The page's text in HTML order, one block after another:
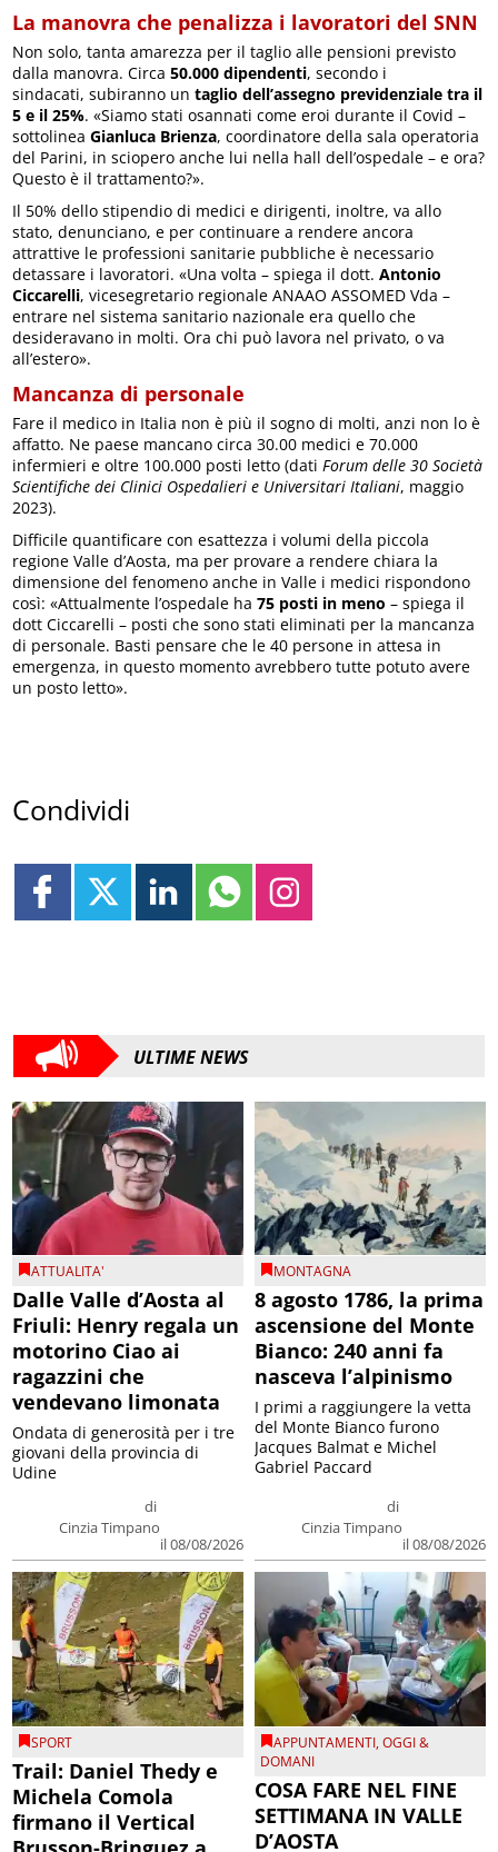
La manovra che penalizza i lavoratori del SNN
Non solo, tanta amarezza per il taglio alle pensioni previsto
dalla manovra. Circa50.000 dipendenti, secondo i
sindacati, subiranno untaglio dell’assegno previdenziale tra il
5 e il 25%. «Siamo stati osannati come eroi durante il Covid –
sottolineaGianluca Brienza, coordinatore della sala operatoria
del Parini, in sciopero anche lui nella hall dell’ospedale – e ora?
Questo è il trattamento?».
Il 50% dello stipendio di medici e dirigenti, inoltre, va allo
stato, denunciano, e per continuare a rendere ancora
attrattive le professioni sanitarie pubbliche è necessario
detassare i lavoratori. «Una volta – spiega il dott.Antonio
Ciccarelli, vicesegretario regionale ANAAO ASSOMED Vda –
entrare nel sistema sanitario nazionale era quello che
desideravano in molti. Ora chi può lavora nel privato, o va
all’estero».
Mancanza di personale
Fare il medico in Italia non è più il sogno di molti, anzi non lo è
affatto. Ne paese mancano circa 30.00 medici e 70.000
infermieri e oltre 100.000 posti letto (dati Forum delle 30 Società
Scientifiche dei Clinici Ospedalieri e Universitari Italiani, maggio
2023).
Difficile quantificare con esattezza i volumi della piccola
regione Valle d’Aosta, ma per provare a rendere chiara la
dimensione del fenomeno anche in Valle i medici rispondono
così: «Attualmente l’ospedale ha75 posti in meno – spiega il
dott Ciccarelli – posti che sono stati eliminati per la mancanza
di personale. Basti pensare che le 40 persone in attesa in
emergenza, in questo momento avrebbero tutte potuto avere
un posto letto».
Condividi
ULTIME NEWS
ATTUALITA'
Dalle Valle d’Aosta al
Friuli: Henry regala un
motorino Ciao ai
ragazzini che
vendevano limonata
di
Cinzia Timpano
il 08/08/2026
Ondata di generosità per i tre
giovani della provincia di
Udine
MONTAGNA
8 agosto 1786, la prima
ascensione del Monte
Bianco: 240 anni fa
nasceva l’alpinismo
di
Cinzia Timpano
il 08/08/2026
I primi a raggiungere la vetta
del Monte Bianco furono
Jacques Balmat e Michel
Gabriel Paccard
SPORT
Trail: Daniel Thedy e
Michela Comola
firmano il Vertical
APPUNTAMENTI,OGGI &
DOMANI
COSA FARE NEL FINE
SETTIMANA IN VALLE
D’AOSTA